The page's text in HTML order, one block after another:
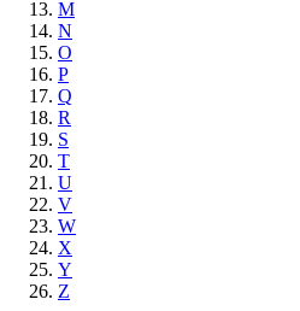
M
N
O
P
Q
R
S
T
U
V
W
X
Y
Z